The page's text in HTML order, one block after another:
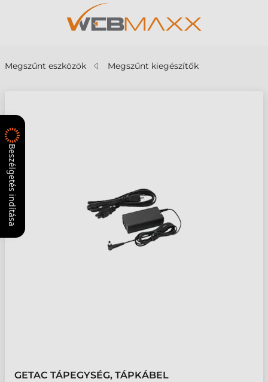
Megszűnt eszközök Megszűnt kiegészítők
GETAC TÁPEGYSÉG, TÁPKÁBEL
Beszélgetés indítása